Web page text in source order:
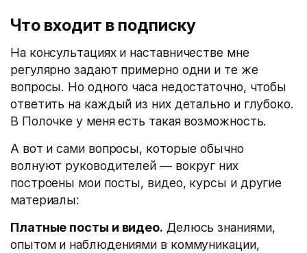
Что входит в подписку
На консультациях и наставничестве мне
регулярно задают примерно одни и те же
вопросы. Но одного часа недостаточно, чтобы
ответить на каждый из них детально и глубоко.
В Полочке у меня есть такая возможность.
А вот и сами вопросы, которые обычно
волнуют руководителей — вокруг них
построены мои посты, видео, курсы и другие
материалы:
Платные посты и видео. Делюсь знаниями,
опытом и наблюдениями в коммуникации,